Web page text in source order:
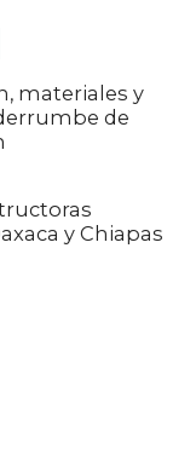
materiales y
de
y Chiapas